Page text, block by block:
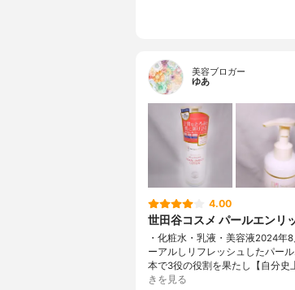
美容ブロガー
ゆあ
4.00
世田谷コスメ パールエンリ
・化粧水・乳液・美容液2024年
ーアルしリフレッシュしたパー
本で3役の役割を果たし【自分
きを見る